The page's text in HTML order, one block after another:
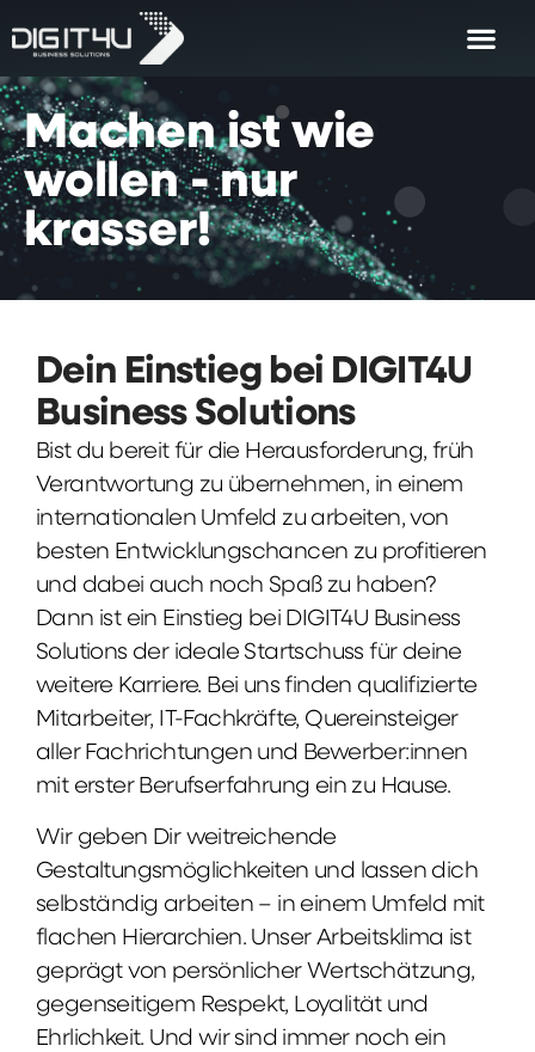
Machen ist wie
wollen - nur
krasser!
Dein Einstieg bei DIGIT4U
Business Solutions
Bist du bereit für die Herausforderung, früh
Verantwortung zu übernehmen, in einem
internationalen Umfeld zu arbeiten, von
besten Entwicklungschancen zu profitieren
und dabei auch noch Spaß zu haben?
Dann ist ein Einstieg bei DIGIT4U Business
Solutions der ideale Startschuss für deine
weitere Karriere. Bei uns finden qualifizierte
Mitarbeiter, IT-Fachkräfte, Quereinsteiger
aller Fachrichtungen und Bewerber:innen
mit erster Berufserfahrung ein zu Hause.
Wir geben Dir weitreichende
Gestaltungsmöglichkeiten und lassen dich
selbständig arbeiten – in einem Umfeld mit
flachen Hierarchien. Unser Arbeitsklima ist
geprägt von persönlicher Wertschätzung,
gegenseitigem Respekt, Loyalität und
Ehrlichkeit. Und wir sind immer noch ein